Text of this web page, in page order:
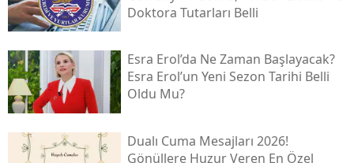
Doktora Tutarları Belli
Esra Erol’da Ne Zaman Başlayacak?
Esra Erol’un Yeni Sezon Tarihi Belli
Oldu Mu?
Dualı Cuma Mesajları 2026!
Gönüllere Huzur Veren En Özel